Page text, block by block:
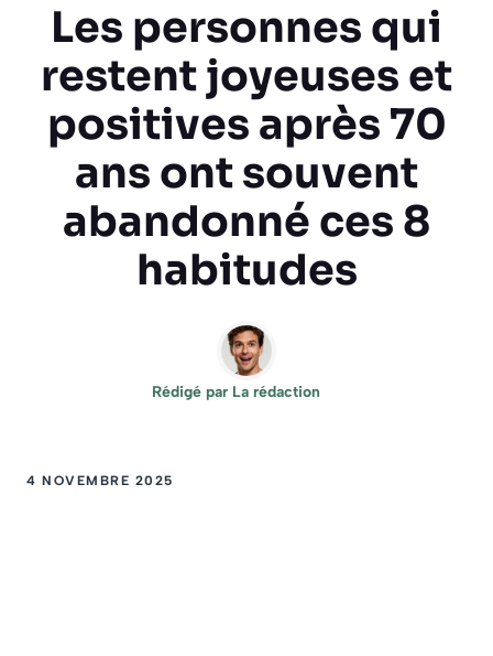
Les personnes qui
restent joyeuses et
positives après 70
ans ont souvent
abandonné ces 8
habitudes
Rédigé par La rédaction
4 NOVEMBRE 2025